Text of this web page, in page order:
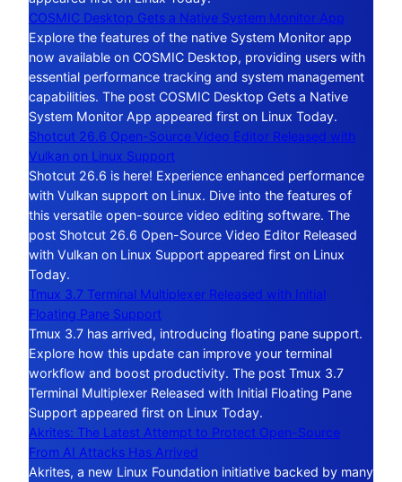
COSMIC Desktop Gets a Native System Monitor App
Explore the features of the native System Monitor app
now available on COSMIC Desktop, providing users with
essential performance tracking and system management
capabilities. The post COSMIC Desktop Gets a Native
System Monitor App appeared first on Linux Today.
Shotcut 26.6 Open-Source Video Editor Released with
Vulkan on Linux Support
Shotcut 26.6 is here! Experience enhanced performance
with Vulkan support on Linux. Dive into the features of
this versatile open-source video editing software. The
post Shotcut 26.6 Open-Source Video Editor Released
with Vulkan on Linux Support appeared first on Linux
Today.
Tmux 3.7 Terminal Multiplexer Released with Initial
Floating Pane Support
Tmux 3.7 has arrived, introducing floating pane support.
Explore how this update can improve your terminal
workflow and boost productivity. The post Tmux 3.7
Terminal Multiplexer Released with Initial Floating Pane
Support appeared first on Linux Today.
Akrites: The Latest Attempt to Protect Open-Source
From AI Attacks Has Arrived
Akrites, a new Linux Foundation initiative backed by many